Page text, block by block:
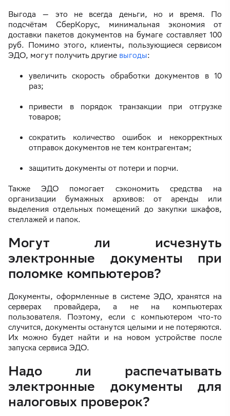
Выгода — это не всегда деньги, но и время. По
подсчётам СберКорус, минимальная экономия от
доставки пакетов документов на бумаге составляет 100
руб. Помимо этого, клиенты, пользующиеся сервисом
ЭДО, могут получить другие выгоды:
увеличить скорость обработки документов в 10
раз;
привести в порядок транзакции при отгрузке
товаров;
сократить количество ошибок и некорректных
отправок документов не тем контрагентам;
защитить документы от потери и порчи.
Также ЭДО помогает сэкономить средства на
организации бумажных архивов: от аренды или
выделения отдельных помещений до закупки шкафов,
стеллажей и папок.
Могут ли исчезнуть
электронные документы при
поломке компьютеров?
Документы, оформленные в системе ЭДО, хранятся на
серверах провайдера, а не на компьютерах
пользователя. Поэтому, если с компьютером что-то
случится, документы останутся целыми и не потеряются.
Их можно будет найти и на новом устройстве после
запуска сервиса ЭДО.
Надо ли распечатывать
электронные документы для
налоговых проверок?